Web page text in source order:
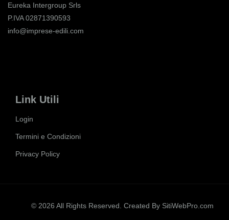
Eureka Intergroup Srls
P.IVA 02871390593
info@imprese-edili.com
Link Utili
Login
Termini e Condizioni
Privacy Policy
© 2026 All Rights Reserved. Created By SitiWebPro.com